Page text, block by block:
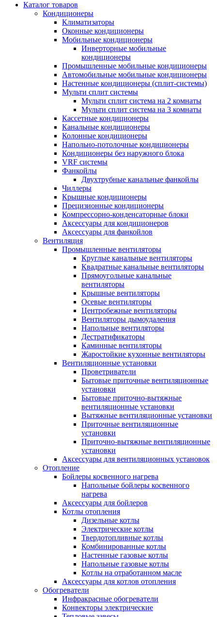
Каталог товаров
Кондиционеры
Климатизаторы
Оконные кондиционеры
Мобильные кондиционеры
Инверторные мобильные
кондиционеры
Промышленные мобильные кондиционеры
Автомобильные мобильные кондиционеры
Настенные кондиционеры (сплит-системы)
Мульти сплит системы
Мульти сплит система на 2 комнаты
Мульти сплит система на 3 комнаты
Кассетные кондиционеры
Канальные кондиционеры
Колонные кондиционеры
Напольно-потолочные кондиционеры
Кондиционеры без наружного блока
VRF системы
Фанкойлы
Двухтрубные канальные фанкойлы
Чиллеры
Крышные кондиционеры
Прецизионные кондиционеры
Компрессорно-конденсаторные блоки
Аксессуары для кондиционеров
Аксессуары для фанкойлов
Вентиляция
Промышленные вентиляторы
Круглые канальные вентиляторы
Квадратные канальные вентиляторы
Прямоугольные канальные
вентиляторы
Крышные вентиляторы
Осевые вентиляторы
Центробежные вентиляторы
Вентиляторы дымоудаления
Напольные вентиляторы
Дестратификаторы
Каминные вентиляторы
Жаростойкие кухонные вентиляторы
Вентиляционные установки
Проветриватели
Бытовые приточные вентиляционные
установки
Бытовые приточно-вытяжные
вентиляционные установки
Вытяжные вентиляционные установки
Приточные вентиляционные
установки
Приточно-вытяжные вентиляционные
установки
Аксессуары для вентиляционных установок
Отопление
Бойлеры косвенного нагрева
Напольные бойлеры косвенного
нагрева
Аксессуары для бойлеров
Котлы отопления
Дизельные котлы
Электрические котлы
Твердотопливные котлы
Комбинированные котлы
Настенные газовые котлы
Напольные газовые котлы
Котлы на отработанном масле
Аксессуары для котлов отопления
Обогреватели
Инфракрасные обогреватели
Конвекторы электрические